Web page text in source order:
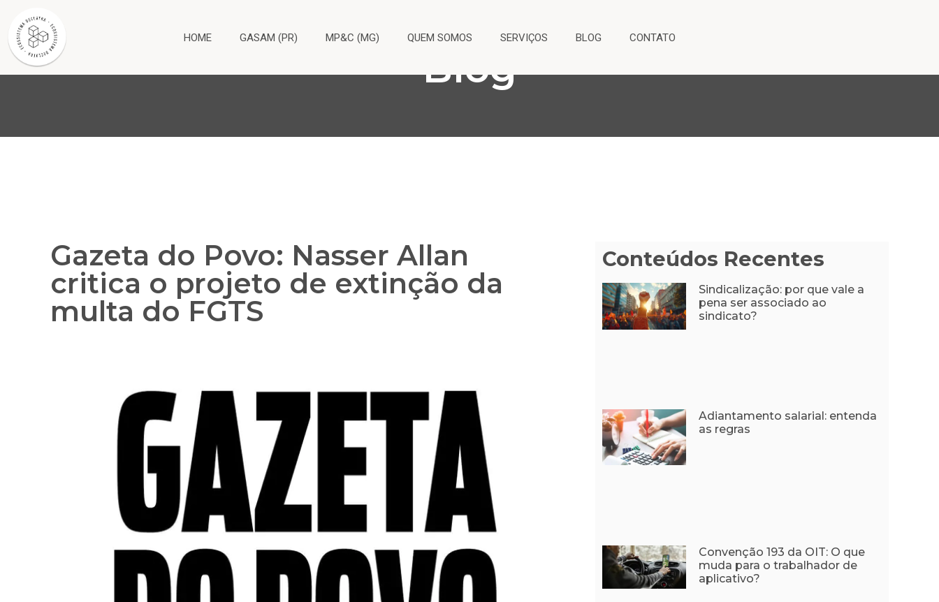
HOME GASAM (PR) MP&C (MG) QUEM SOMOS SERVIÇOS BLOG CONTATO
Blog
Gazeta do Povo: Nasser Allan
critica o projeto de extinção da
multa do FGTS
Conteúdos Recentes
Sindicalização: por que vale a
pena ser associado ao
sindicato?
Adiantamento salarial: entenda
as regras
Convenção 193 da OIT: O que
muda para o trabalhador de
aplicativo?